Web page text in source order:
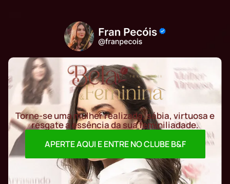
Torne-se uma mulher realizada, sábia, virtuosa e
resgate a essência da sua feminiliadade.
APERTE AQUI E ENTRE NO CLUBE B&F